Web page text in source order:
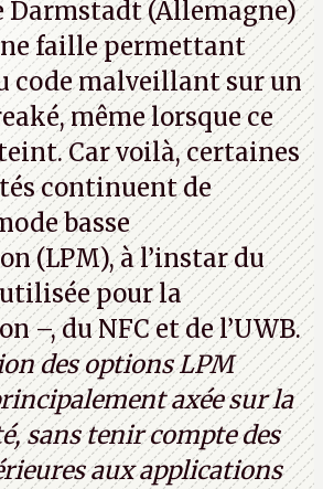
Darmstadt (Allemagne)
faille permettant
code malveillant sur un
même lorsque ce
Car voilà, certaines
continuent de
basse
(LPM), à l’instar du
pour la
–, du NFC et de l’UWB.
des options LPM
axée sur la
sans tenir compte des
aux applications